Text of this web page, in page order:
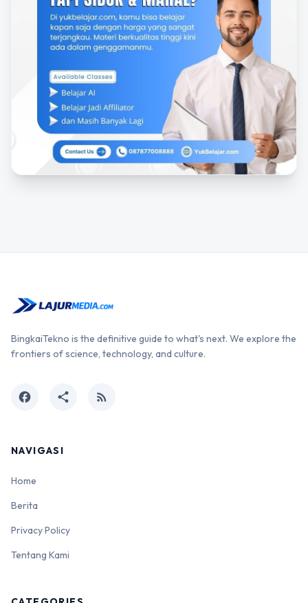
BingkaiTekno is the definitive guide to what's next. We explore the
frontiers of science, technology, and culture.
facebook share rss_feed
NAVIGASI
Home
Berita
Privacy Policy
Tentang Kami